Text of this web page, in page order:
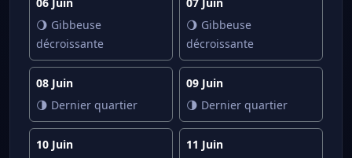
🌖 Gibbeuse
décroissante
🌖 Gibbeuse
décroissante
08 Juin
🌗 Dernier quartier
09 Juin
🌗 Dernier quartier
10 Juin
11 Juin